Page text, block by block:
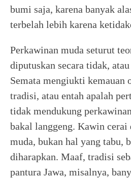
bumi saja, karena banyak
terbelah lebih karena
Perkawinan muda seturut
diputuskan secara tidak,
Semata mengiukti kemauan
tradisi, atau entah apalah
tidak mendukung
bakal langgeng. Kawin
muda, bukan hal yang tabu,
diharapkan. Maaf, tradisi
pantura Jawa, misalnya,